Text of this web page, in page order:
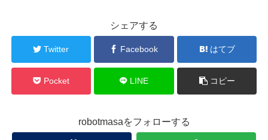
シェアする
Twitter Facebook はてブ
Pocket LINE コピー
robotmasaをフォローする